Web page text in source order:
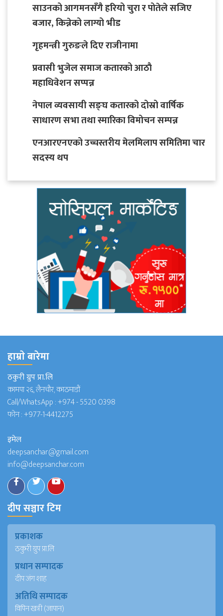
साउनको आगमनसँगै हरियो चुरा र पोतेले सजिए
बजार, किन्नेको लाग्यो भीड
गृहमन्त्री गुरुङले दिए राजीनामा
प्रवासी भुजेल समाज कतारको आठाै
महाधिवेशन सप्पन्न
नेपाल व्यवसायी सङ्घ कतारको दोस्रो वार्षिक
साधारण सभा तथा स्मारिका विमोचन सम्पन्न
एनआरएनएको उच्चस्तरीय मेलमिलाप समितिमा चार
सदस्य थप
हाम्राे बारेमा
ठकुरी ग्रुप प्रा.लि
कामपा २६, लैनचौर, काठमाडौं
Call/WhatsApp :+974 - 5520 0398
फोन :+977-1-4412275
इमेल
deepsanchar@gmail.com
info@deepsanchar.com
दीप सञ्चार टिम
प्रकाशक
ठकुरी ग्रुप प्रा.लि
प्रधान सम्पादक
दीप जंग शाह
अतिथि सम्पादक
विपिन खत्री (जापान)